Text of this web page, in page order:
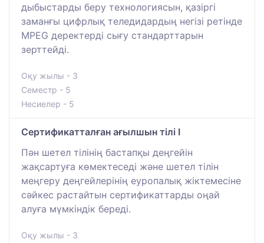
дыбыстарды беру технологиясын, қазіргі
заманғы цифрлық теледидардың негізі ретінде
MPEG деректерді сығу стандарттарын
зерттейді.
Оқу жылы - 3
Семестр - 5
Несиелер - 5
Сертификатталған ағылшын тілі I
Пән шетел тілінің бастапқы деңгейін
жақсартуға көмектеседі және шетел тілін
меңгеру деңгейлерінің еуропалық жіктемесіне
сәйкес растайтын сертификаттарды оңай
алуға мүмкіндік береді.
Оқу жылы - 3